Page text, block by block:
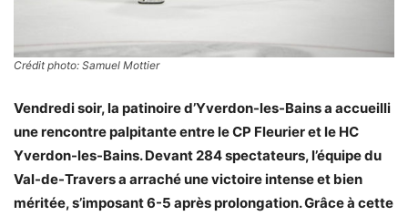
Crédit photo: Samuel Mottier
Vendredi soir, la patinoire d’Yverdon-les-Bains a accueilli
une rencontre palpitante entre le CP Fleurier et le HC
Yverdon-les-Bains. Devant 284 spectateurs, l’équipe du
Val-de-Travers a arraché une victoire intense et bien
méritée, s’imposant 6-5 après prolongation. Grâce à cette